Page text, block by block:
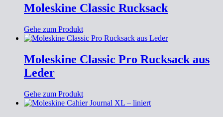
Moleskine Classic Rucksack
Gehe zum Produkt
Moleskine Classic Pro Rucksack aus
Leder
Gehe zum Produkt